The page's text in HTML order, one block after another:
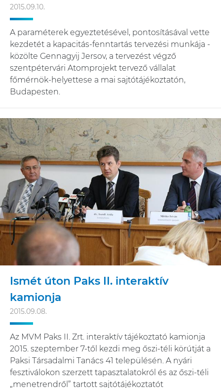
2015.09.10.
A paraméterek egyeztetésével, pontosításával vette
kezdetét a kapacitás-fenntartás tervezési munkája -
közölte Gennagyij Jersov, a tervezést végző
szentpétervári Atomprojekt tervező vállalat
főmérnök-helyettese a mai sajtótájékoztatón,
Budapesten.
Ismét úton Paks II. interaktív
kamionja
2015.09.08.
Az MVM Paks II. Zrt. interaktív tájékoztató kamionja
2015. szeptember 7-től kezdi meg őszi-téli körútját a
Paksi Társadalmi Tanács 41 településén. A nyári
fesztiválokon szerzett tapasztalatokról és az őszi-téli
„menetrendről” tartott sajtótájékoztatót